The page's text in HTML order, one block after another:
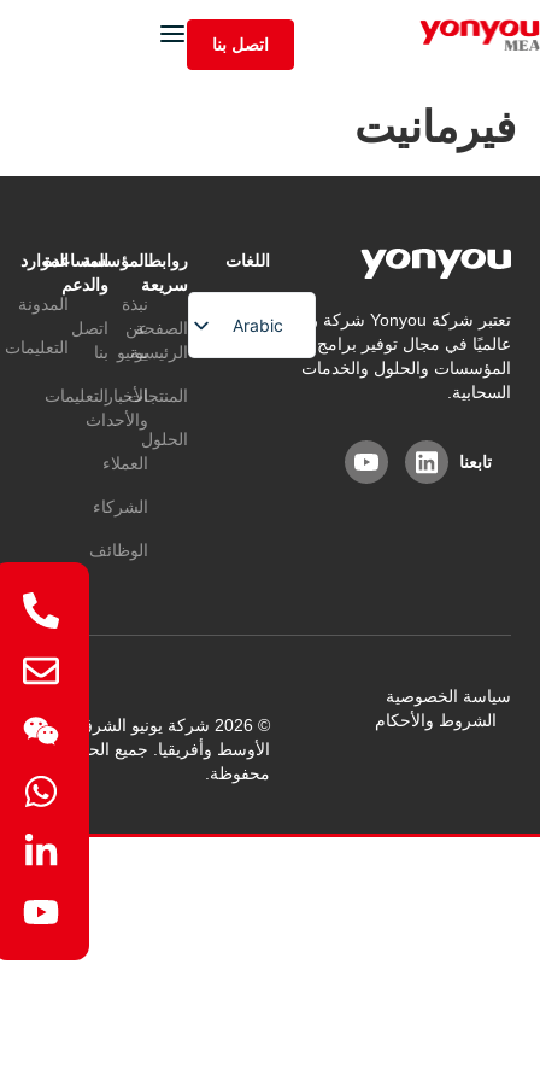
اتصل بنا
فيرمانيت
تعتبر شركة Yonyou شركة رائدة
عالميًا في مجال توفير برامج إدارة
المؤسسات والحلول والخدمات
السحابية.
تابعنا
اللغات
Arabic
English
روابط
سريعة
الصفحة
الرئيسية
المنتجات
الحلول
المؤسسة
نبذة
عن
يونيو
الأخبار
والأحداث
العملاء
الشركاء
الوظائف
المساعدة
والدعم
اتصل
بنا
التعليمات
الموارد
المدونة
التعليمات
© 2026 شركة يونيو الشرق
الأوسط وأفريقيا. جميع الحقوق
محفوظة.
سياسة الخصوصية
الشروط والأحكام